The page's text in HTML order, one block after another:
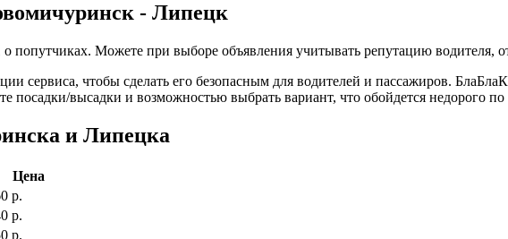
- Липецк
попутчиках. Можете при выборе объявления учитывать репутацию водителя,
сервиса, чтобы сделать его безопасным для водителей и пассажиров.
посадки/высадки и возможностью выбрать вариант, что обойдется недорого
и Липецка
Цена
р.
р.
р.